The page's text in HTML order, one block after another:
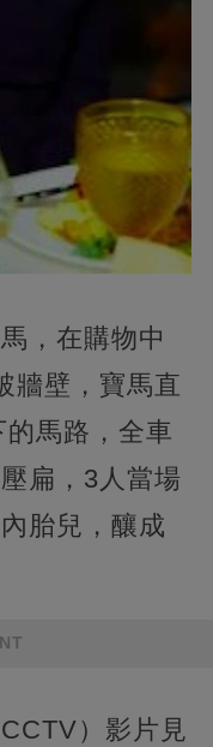
，在購物中
牆壁，寶馬直
馬路，全車
扁，3人當場
胎兒，釀成
）影片見